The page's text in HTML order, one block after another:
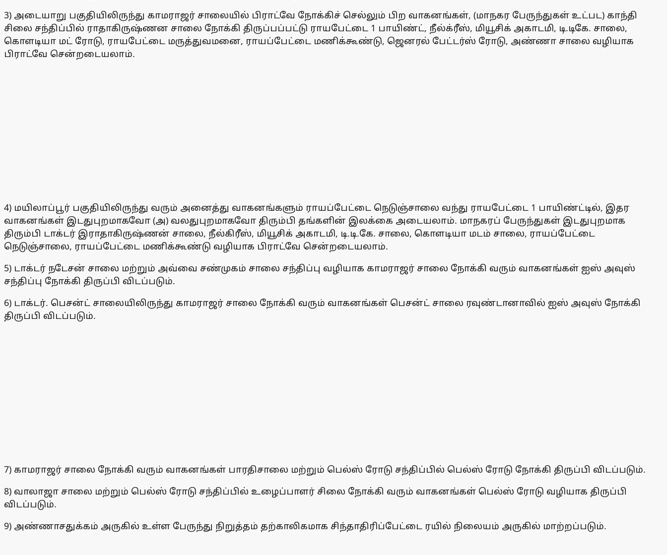
3) அடையாறு பகுதியிலிருந்து காமராஜர் சாலையில் பிராட்வே நோக்கிச் செல்லும் பிற வாகனங்கள், (மாநகர பேருந்துகள் உட்பட) காந்தி
சிலை சந்திப்பில் ராதாகிருஷ்ணன சாலை நோக்கி திருப்பப்பட்டு ராயபேட்டை 1 பாயிண்ட், நீல்க்ரீஸ், மியூசிக் அகாடமி, டி.டிகே. சாலை,
கொளடியா மட் ரோடு, ராயபேட்டை மருத்துவமனை, ராயப்பேட்டை மணிக்கூண்டு, ஜெனரல் பேட்டர்ஸ் ரோடு, அண்ணா சாலை வழியாக
பிராட்வே சென்றடையலாம்.
4) மயிலாப்பூர் பகுதியிலிருந்து வரும் அனைத்து வாகனங்களும் ராயப்பேட்டை நெடுஞ்சாலை வந்து ராயபேட்டை 1 பாயிண்ட்டில், இதர
வாகனங்கள் இடதுபுறமாகவோ (அ) வலதுபுறமாகவோ திரும்பி தங்களின் இலக்கை அடையலாம். மாநகரப் பேருந்துகள் இடதுபுறமாக
திரும்பி டாக்டர் இராதாகிருஷ்ணன் சாலை, நீல்கிரீஸ், மியூசிக் அகாடமி, டி.டி.கே. சாலை, கொளடியா மடம் சாலை, ராயப்பேட்டை
நெடுஞ்சாலை, ராயப்பேட்டை மணிக்கூண்டு வழியாக பிராட்வே சென்றடையலாம்.
5) டாக்டர் நடேசன் சாலை மற்றும் அவ்வை சண்முகம் சாலை சந்திப்பு வழியாக காமராஜர் சாலை நோக்கி வரும் வாகனங்கள் ஐஸ் அவுஸ்
சந்திப்பு நோக்கி திருப்பி விடப்படும்.
6) டாக்டர். பெசன்ட் சாலையிலிருந்து காமராஜர் சாலை நோக்கி வரும் வாகனங்கள் பெசன்ட் சாலை ரவுண்டானாவில் ஐஸ் அவுஸ் நோக்கி
திருப்பி விடப்படும்.
7) காமராஜர் சாலை நோக்கி வரும் வாகனங்கள் பாரதிசாலை மற்றும் பெல்ஸ் ரோடு சந்திப்பில் பெல்ஸ் ரோடு நோக்கி திருப்பி விடப்படும்.
8) வாலாஜா சாலை மற்றும் பெல்ஸ் ரோடு சந்திப்பில் உழைப்பாளர் சிலை நோக்கி வரும் வாகனங்கள் பெல்ஸ் ரோடு வழியாக திருப்பி
விடப்படும்.
9) அண்ணாசதுக்கம் அருகில் உள்ள பேருந்து நிறுத்தம் தற்காலிகமாக சிந்தாதிரிப்பேட்டை ரயில் நிலையம் அருகில் மாற்றப்படும்.